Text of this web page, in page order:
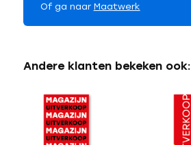
Of ga naar Maatwerk
Andere klanten bekeken ook: